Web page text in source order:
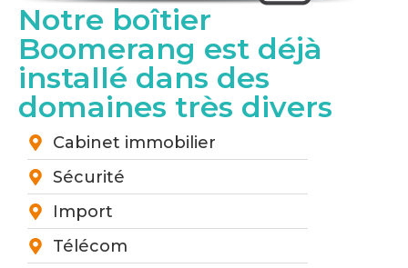
Notre boîtier
Boomerang est déjà
installé dans des
domaines très divers
Cabinet immobilier
Sécurité
Import
Télécom